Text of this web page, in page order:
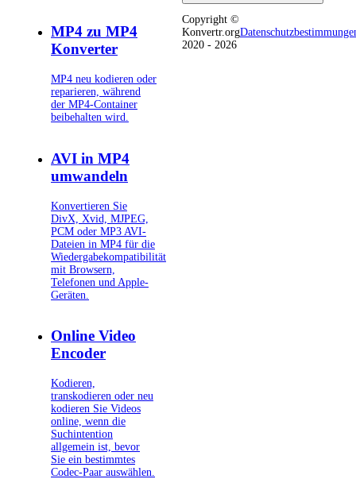
MP4 zu MP4
Konverter
MP4 neu kodieren oder
reparieren, während
der MP4-Container
beibehalten wird.
AVI in MP4
umwandeln
Konvertieren Sie
DivX, Xvid, MJPEG,
PCM oder MP3 AVI-
Dateien in MP4 für die
Wiedergabekompatibilität
mit Browsern,
Telefonen und Apple-
Geräten.
Online Video
Encoder
Kodieren,
transkodieren oder neu
kodieren Sie Videos
online, wenn die
Suchintention
allgemein ist, bevor
Sie ein bestimmtes
Codec-Paar auswählen.
Copyright ©
Konvertr.org
2020 - 2026